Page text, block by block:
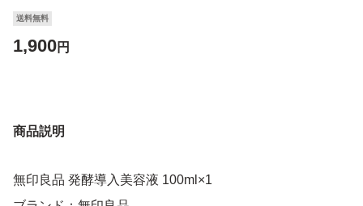
送料無料
1,900円
商品説明
無印良品 発酵導入美容液 100ml×1